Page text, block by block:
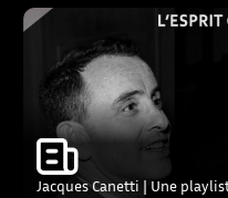
Jacques Canetti | Une